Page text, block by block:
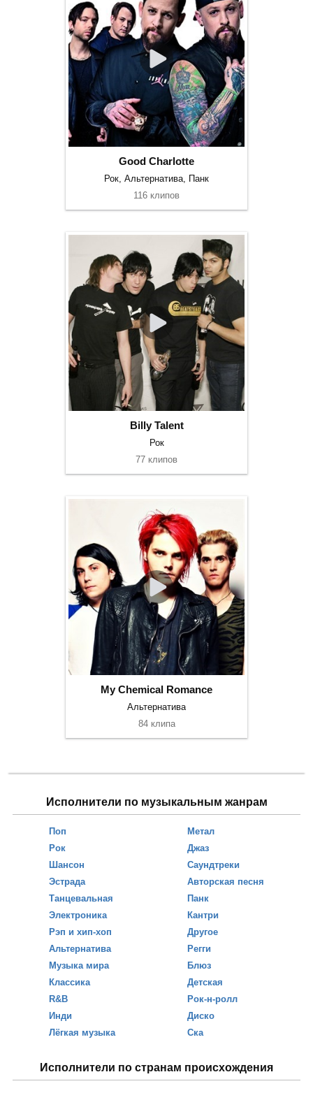
Good Charlotte
Рок, Альтернатива, Панк
116 клипов
Billy Talent
Рок
77 клипов
My Chemical Romance
Альтернатива
84 клипа
Исполнители по музыкальным жанрам
Поп
Рок
Шансон
Эстрада
Танцевальная
Электроника
Рэп и хип-хоп
Альтернатива
Музыка мира
Классика
R&B
Инди
Лёгкая музыка
Метал
Джаз
Саундтреки
Авторская песня
Панк
Кантри
Другое
Регги
Блюз
Детская
Рок-н-ролл
Диско
Ска
Исполнители по странам происхождения